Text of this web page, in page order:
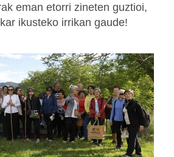
eman etorri zineten guztioi,
ikusteko irrikan gaude!